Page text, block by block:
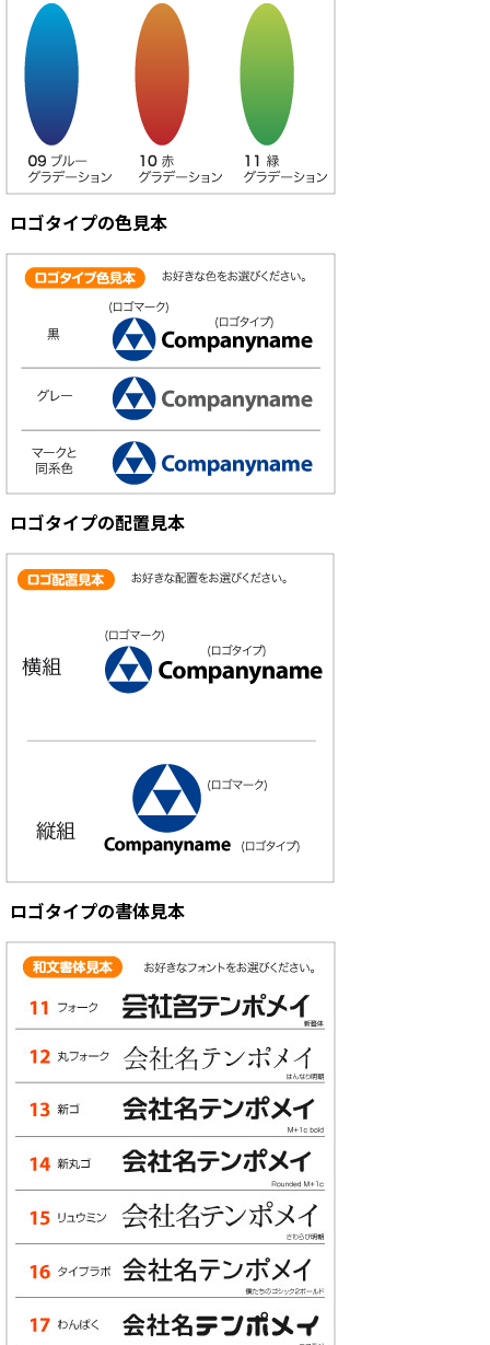
ロゴタイプの色見本
ロゴタイプの配置見本
ロゴタイプの書体見本